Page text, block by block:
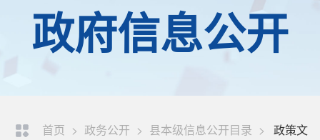
政府信息公开
首页 > 政务公开 > 县本级信息公开目录 >
政策文